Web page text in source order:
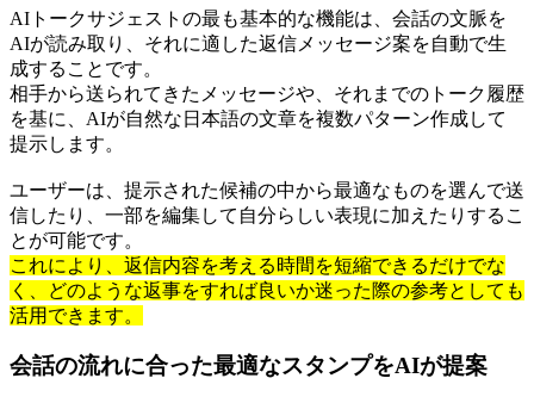
AIトークサジェストの最も基本的な機能は、会話の文脈を
AIが読み取り、それに適した返信メッセージ案を自動で生
成することです。
相手から送られてきたメッセージや、それまでのトーク履歴
を基に、AIが自然な日本語の文章を複数パターン作成して
提示します。
ユーザーは、提示された候補の中から最適なものを選んで送
信したり、一部を編集して自分らしい表現に加えたりするこ
とが可能です。
これにより、返信内容を考える時間を短縮できるだけでな
く、どのような返事をすれば良いか迷った際の参考としても
活用できます。
会話の流れに合った最適なスタンプをAIが提案